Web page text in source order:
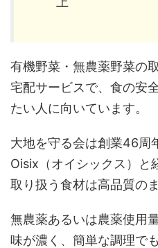
有機野菜・無農薬野菜の
宅配サービスで、食の安
たい人に向いています。
大地を守る会は創業46周
Oisix（オイシックス）と
取り扱う食材は高品質のま
無農薬あるいは農薬使用
味が濃く、簡単な調理で